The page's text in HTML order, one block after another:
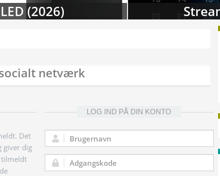
(2026)
netværk
Det
giver dig
tilmeldt
LOG IND PÅ DIN KONTO
Brugernavn:
Adgangskode: